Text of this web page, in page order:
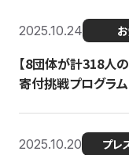
2025.10.24
【8団体が計318人
寄付挑戦プログラ
2025.10.20 プレ